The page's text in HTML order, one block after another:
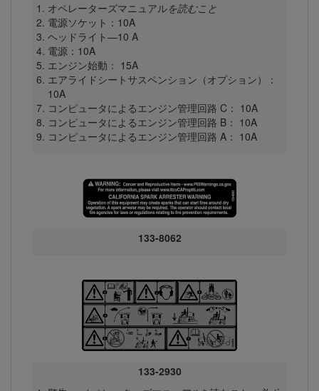
オペレーターズマニュアルを読むこと
電源ソケット：10A
ヘッドライト—10 A
電源：10A
エンジン始動： 15A
エアライドシートサスペンション（オプション）：
10A
コンピュータによるエンジン管理回路 C： 10A
コンピュータによるエンジン管理回路 B： 10A
コンピュータによるエンジン管理回路 A： 10A
133-8062
133-2930